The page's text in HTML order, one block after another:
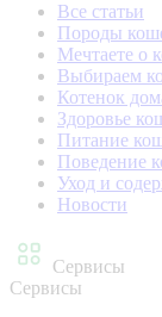
Все статьи
Породы
Мечтаете о
Выбираем
Котенок
Здоровье
Питание
Поведение
Уход и
Новости
Сервисы
Сервисы